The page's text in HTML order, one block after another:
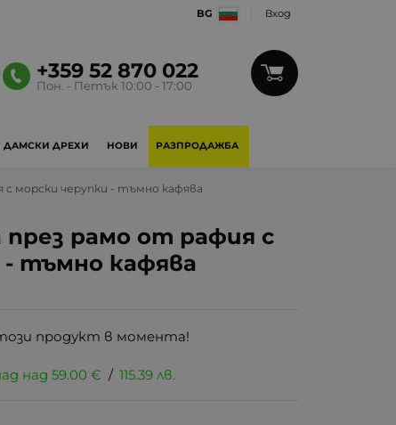
BG Вход
+359 52 870 022
Пон. - Петък 10:00 - 17:00
РАЗПРОДАЖБА
НОВИ
ДАМСКИ ДРЕХИ
морски черупки - тъмно кафява
през рамо от рафия с
тъмно кафява
продукт в момента!
над59.00 € / 115.39 лв.